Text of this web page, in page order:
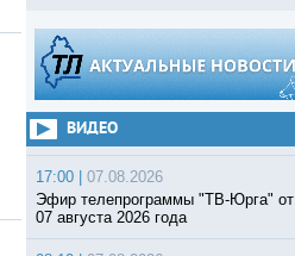
ВИДЕО
17:00 |
07.08.2026
Эфир телепрограммы "ТВ-Юрга" от
07 августа 2026 года